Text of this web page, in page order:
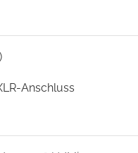
Anschluss